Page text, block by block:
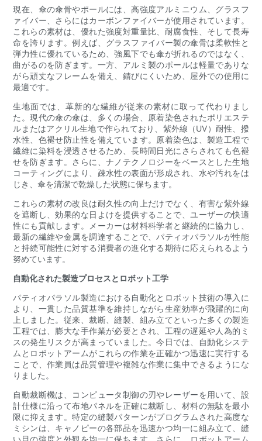
現在、傘の傘骨やポールには、高強度アルミニウム、グラスフ
ァイバー、さらにはカーボンファイバーが使用されています。
これらの素材は、優れた強度対重量比、耐腐食性、そして長寿
命を誇ります。例えば、グラスファイバー製の傘骨は柔軟性と
弾力性に優れているため、強風下でも傘が折れるのではなく、
曲がるのを防ぎます。一方、アルミ製のポールは軽量でありな
がら頑丈なフレームを備え、錆びにくいため、屋外での使用に
最適です。
生地面では、革新的な繊維が従来の素材に取って代わりまし
た。現代の傘の傘は、多くの場合、原着染色されたポリエステ
ルまたはアクリル生地で作られており、紫外線（UV）耐性、撥
水性、色褪せ防止性を備えています。原着染色は、製造工程で
繊維に染料を浸透させるため、長時間日光にさらされても色褪
せを防ぎます。さらに、ナノテクノロジーをベースとした生地
コーティングにより、疎水性の表面が形成され、水や汚れをは
じき、傘を清潔で乾燥した状態に保ちます。
これらの素材の改良は耐久性の向上だけでなく、有害な紫外線
を遮断し、効果的な日よけを提供することで、ユーザーの快適
性にも貢献します。メーカーは材料科学者と継続的に協力し、
最新の繊維や金属を調達することで、パティオパラソルが性能
と持続可能性に対する消費者の進化する期待に応えられるよう
努めています。
自動化された製造プロセスとロボット工学
パティオパラソル製造における自動化とロボット技術の導入に
より、一貫した品質基準を維持しながら生産効率が飛躍的に向
上しました。従来、裁断、縫製、組み立てといった多くの製造
工程では、膨大な手作業が必要とされ、工程の遅延や人為的ミ
スの発生リスクが高まっていました。今日では、自動化システ
ムとロボットアームがこれらの作業を正確かつ迅速に実行する
ことで、作業員は品質管理や複雑な作業に集中できるようにな
りました。
自動裁断機は、コンピュータ制御の刃やレーザーを用いて、設
計仕様に沿って布地パネルを正確に裁断し、材料の無駄を最小
限に抑えます。特定の縫製パターンがプログラムされた高度な
ミシンは、キャノピーの各部品を迅速かつ均一に組み立て、縫